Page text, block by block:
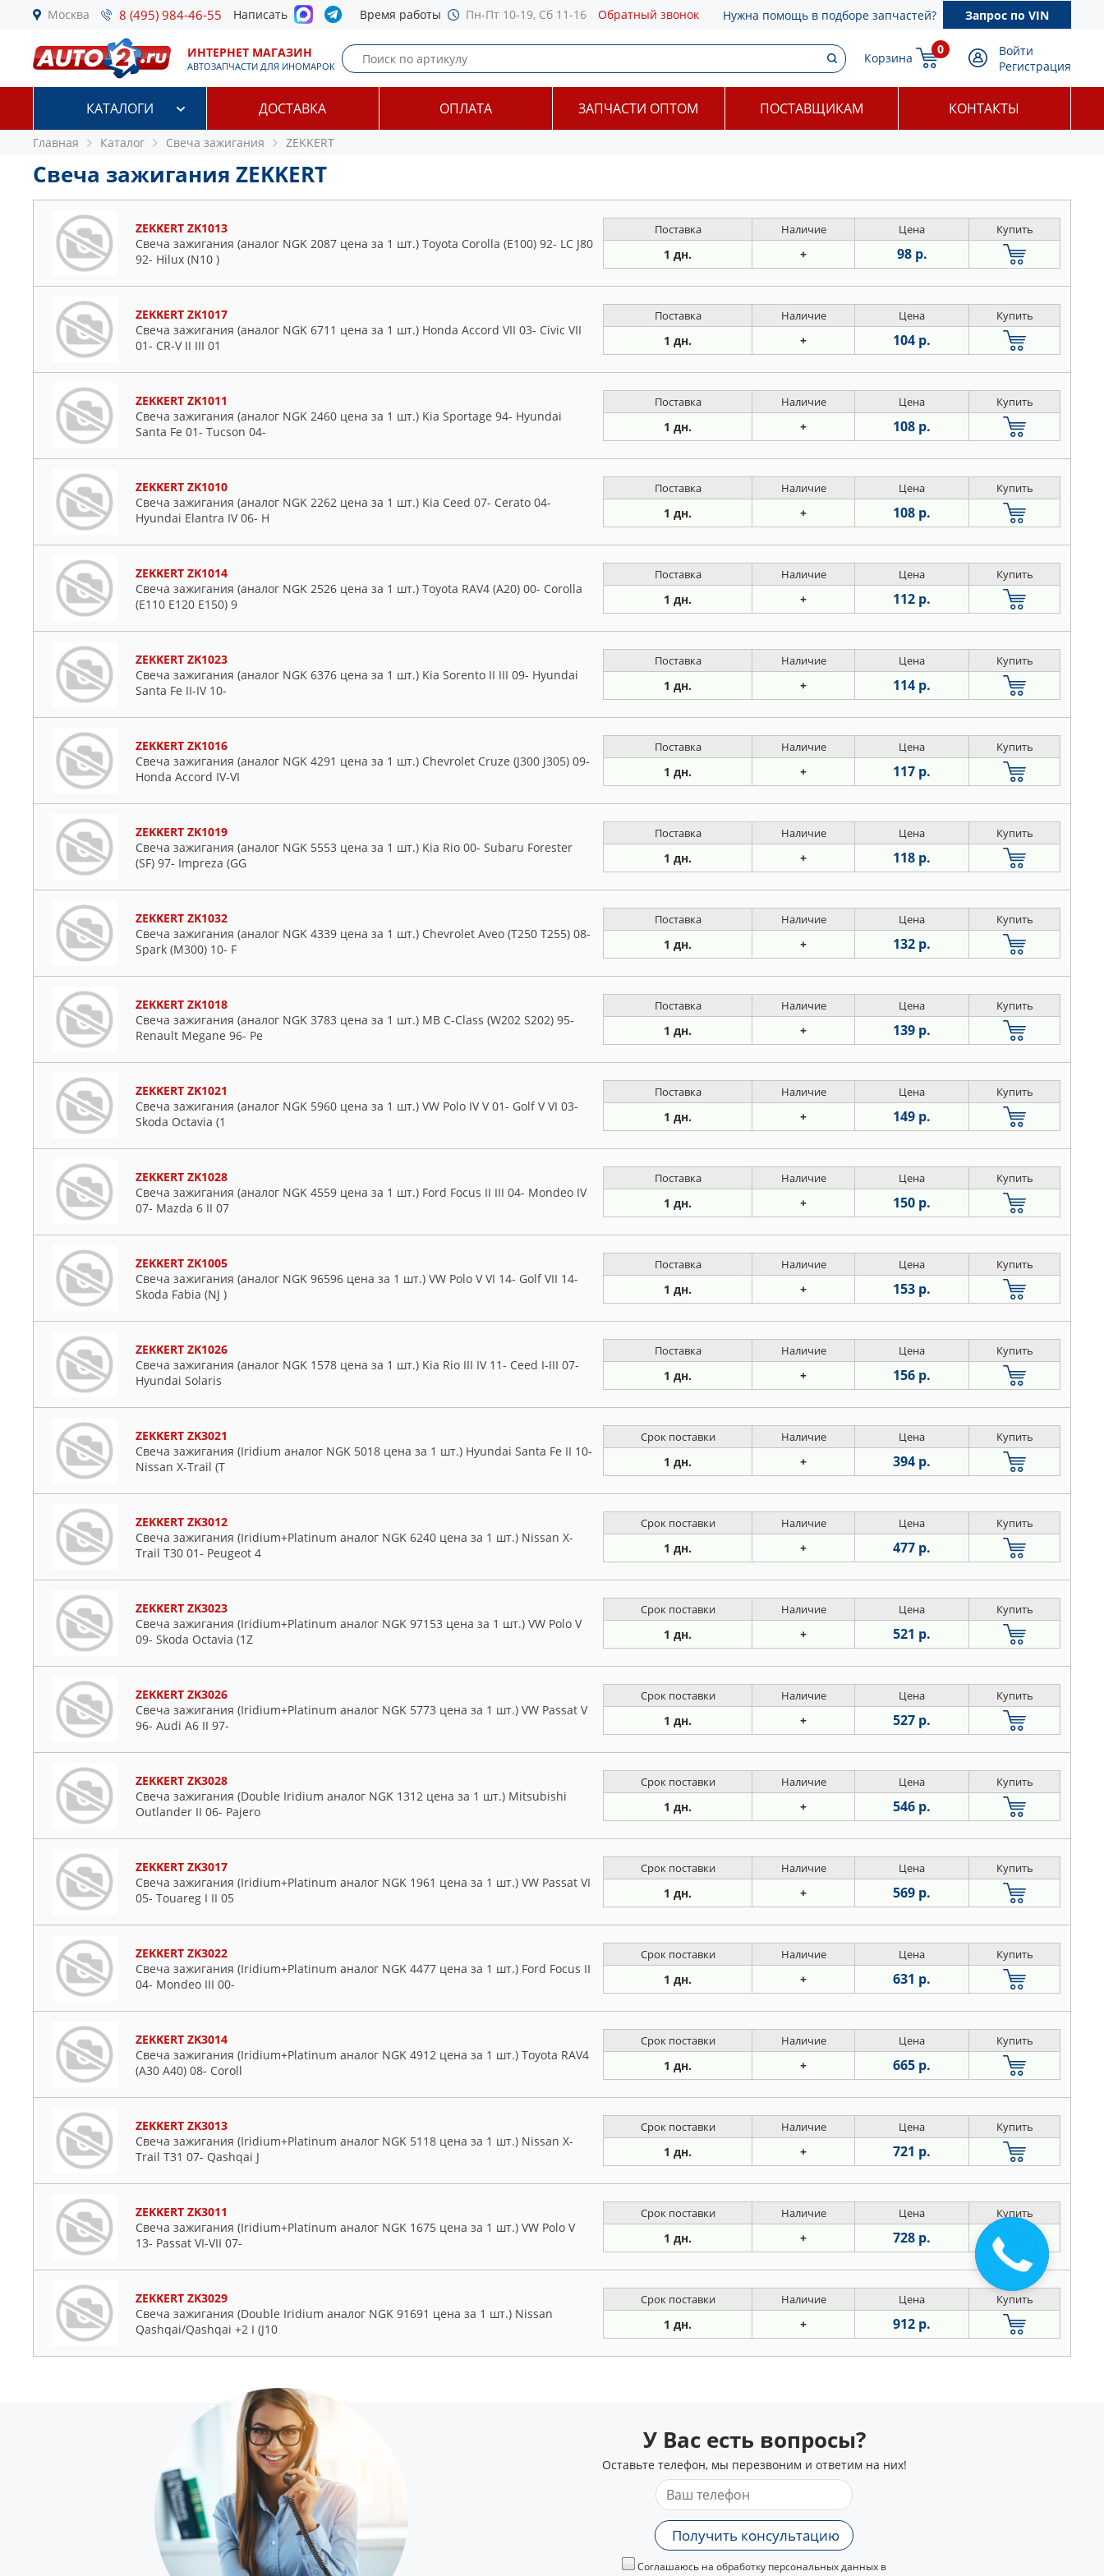
Москва 8 (495) 984-46-55 Написать Время работы Пн-Пт 10-19, Сб 11-16 Обратный звонок Нужна помощь в подборе запчастей? Запрос по VIN
ИНТЕРНЕТ МАГАЗИН
АВТОЗАПЧАСТИ ДЛЯ ИНОМАРОК
Корзина
0
Войти
Регистрация
КАТАЛОГИ ДОСТАВКА ОПЛАТА ЗАПЧАСТИ ОПТОМ ПОСТАВЩИКАМ КОНТАКТЫ
Главная Каталог Свеча зажигания ZEKKERT
Свеча зажигания ZEKKERT
ZEKKERT ZK1013
Свеча зажигания (аналог NGK 2087 цена за 1 шт.) Toyota Corolla (E100) 92- LC J80
92- Hilux (N10 )
Поставка Наличие Цена Купить
1 дн. + 98 р.
ZEKKERT ZK1017
Свеча зажигания (аналог NGK 6711 цена за 1 шт.) Honda Accord VII 03- Civic VII
01- CR-V II III 01
Поставка Наличие Цена Купить
1 дн. + 104 р.
ZEKKERT ZK1011
Свеча зажигания (аналог NGK 2460 цена за 1 шт.) Kia Sportage 94- Hyundai
Santa Fe 01- Tucson 04-
Поставка Наличие Цена Купить
1 дн. + 108 р.
ZEKKERT ZK1010
Свеча зажигания (аналог NGK 2262 цена за 1 шт.) Kia Ceed 07- Cerato 04-
Hyundai Elantra IV 06- H
Поставка Наличие Цена Купить
1 дн. + 108 р.
ZEKKERT ZK1014
Свеча зажигания (аналог NGK 2526 цена за 1 шт.) Toyota RAV4 (A20) 00- Corolla
(E110 E120 E150) 9
Поставка Наличие Цена Купить
1 дн. + 112 р.
ZEKKERT ZK1023
Свеча зажигания (аналог NGK 6376 цена за 1 шт.) Kia Sorento II III 09- Hyundai
Santa Fe II-IV 10-
Поставка Наличие Цена Купить
1 дн. + 114 р.
ZEKKERT ZK1016
Свеча зажигания (аналог NGK 4291 цена за 1 шт.) Chevrolet Cruze (J300 J305) 09-
Honda Accord IV-VI
Поставка Наличие Цена Купить
1 дн. + 117 р.
ZEKKERT ZK1019
Свеча зажигания (аналог NGK 5553 цена за 1 шт.) Kia Rio 00- Subaru Forester
(SF) 97- Impreza (GG
Поставка Наличие Цена Купить
1 дн. + 118 р.
ZEKKERT ZK1032
Свеча зажигания (аналог NGK 4339 цена за 1 шт.) Chevrolet Aveo (T250 T255) 08-
Spark (M300) 10- F
Поставка Наличие Цена Купить
1 дн. + 132 р.
ZEKKERT ZK1018
Свеча зажигания (аналог NGK 3783 цена за 1 шт.) MB C-Class (W202 S202) 95-
Renault Megane 96- Pe
Поставка Наличие Цена Купить
1 дн. + 139 р.
ZEKKERT ZK1021
Свеча зажигания (аналог NGK 5960 цена за 1 шт.) VW Polo IV V 01- Golf V VI 03-
Skoda Octavia (1
Поставка Наличие Цена Купить
1 дн. + 149 р.
ZEKKERT ZK1028
Свеча зажигания (аналог NGK 4559 цена за 1 шт.) Ford Focus II III 04- Mondeo IV
07- Mazda 6 II 07
Поставка Наличие Цена Купить
1 дн. + 150 р.
ZEKKERT ZK1005
Свеча зажигания (аналог NGK 96596 цена за 1 шт.) VW Polo V VI 14- Golf VII 14-
Skoda Fabia (NJ )
Поставка Наличие Цена Купить
1 дн. + 153 р.
ZEKKERT ZK1026
Свеча зажигания (аналог NGK 1578 цена за 1 шт.) Kia Rio III IV 11- Ceed I-III 07-
Hyundai Solaris
Поставка Наличие Цена Купить
1 дн. + 156 р.
ZEKKERT ZK3021
Свеча зажигания (Iridium аналог NGK 5018 цена за 1 шт.) Hyundai Santa Fe II 10-
Nissan X-Trail (T
Срок поставки Наличие Цена Купить
1 дн. + 394 р.
ZEKKERT ZK3012
Свеча зажигания (Iridium+Platinum аналог NGK 6240 цена за 1 шт.) Nissan X-
Trail T30 01- Peugeot 4
Срок поставки Наличие Цена Купить
1 дн. + 477 р.
ZEKKERT ZK3023
Свеча зажигания (Iridium+Platinum аналог NGK 97153 цена за 1 шт.) VW Polo V
09- Skoda Octavia (1Z
Срок поставки Наличие Цена Купить
1 дн. + 521 р.
ZEKKERT ZK3026
Свеча зажигания (Iridium+Platinum аналог NGK 5773 цена за 1 шт.) VW Passat V
96- Audi A6 II 97-
Срок поставки Наличие Цена Купить
1 дн. + 527 р.
ZEKKERT ZK3028
Свеча зажигания (Double Iridium аналог NGK 1312 цена за 1 шт.) Mitsubishi
Outlander II 06- Pajero
Срок поставки Наличие Цена Купить
1 дн. + 546 р.
ZEKKERT ZK3017
Свеча зажигания (Iridium+Platinum аналог NGK 1961 цена за 1 шт.) VW Passat VI
05- Touareg I II 05
Срок поставки Наличие Цена Купить
1 дн. + 569 р.
ZEKKERT ZK3022
Свеча зажигания (Iridium+Platinum аналог NGK 4477 цена за 1 шт.) Ford Focus II
04- Mondeo III 00-
Срок поставки Наличие Цена Купить
1 дн. + 631 р.
ZEKKERT ZK3014
Свеча зажигания (Iridium+Platinum аналог NGK 4912 цена за 1 шт.) Toyota RAV4
(A30 A40) 08- Coroll
Срок поставки Наличие Цена Купить
1 дн. + 665 р.
ZEKKERT ZK3013
Свеча зажигания (Iridium+Platinum аналог NGK 5118 цена за 1 шт.) Nissan X-
Trail T31 07- Qashqai J
Срок поставки Наличие Цена Купить
1 дн. + 721 р.
ZEKKERT ZK3011
Свеча зажигания (Iridium+Platinum аналог NGK 1675 цена за 1 шт.) VW Polo V
13- Passat VI-VII 07-
Срок поставки Наличие Цена Купить
1 дн. + 728 р.
ZEKKERT ZK3029
Свеча зажигания (Double Iridium аналог NGK 91691 цена за 1 шт.) Nissan
Qashqai/Qashqai +2 I (J10
Срок поставки Наличие Цена Купить
1 дн. + 912 р.
У Вас есть вопросы?
Оставьте телефон, мы перезвоним и ответим на них!
Получить консультацию
Соглашаюсь на обработку персональных данных в